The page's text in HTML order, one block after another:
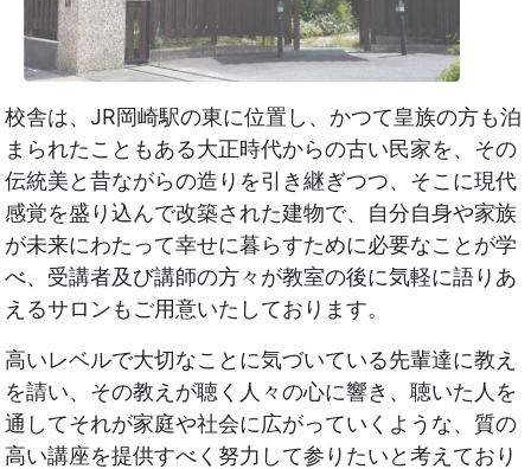
校舎は、JR岡崎駅の東に位置し、かつて皇族の方も泊
まられたこともある大正時代からの古い民家を、その
伝統美と昔ながらの造りを引き継ぎつつ、そこに現代
感覚を盛り込んで改築された建物で、自分自身や家族
が未来にわたって幸せに暮らすために必要なことが学
べ、受講者及び講師の方々が教室の後に気軽に語りあ
えるサロンもご用意いたしております。
高いレベルで大切なことに気づいている先輩達に教え
を請い、その教えが聴く人々の心に響き、聴いた人を
通してそれが家庭や社会に広がっていくような、質の
高い講座を提供すべく努力して参りたいと考えており